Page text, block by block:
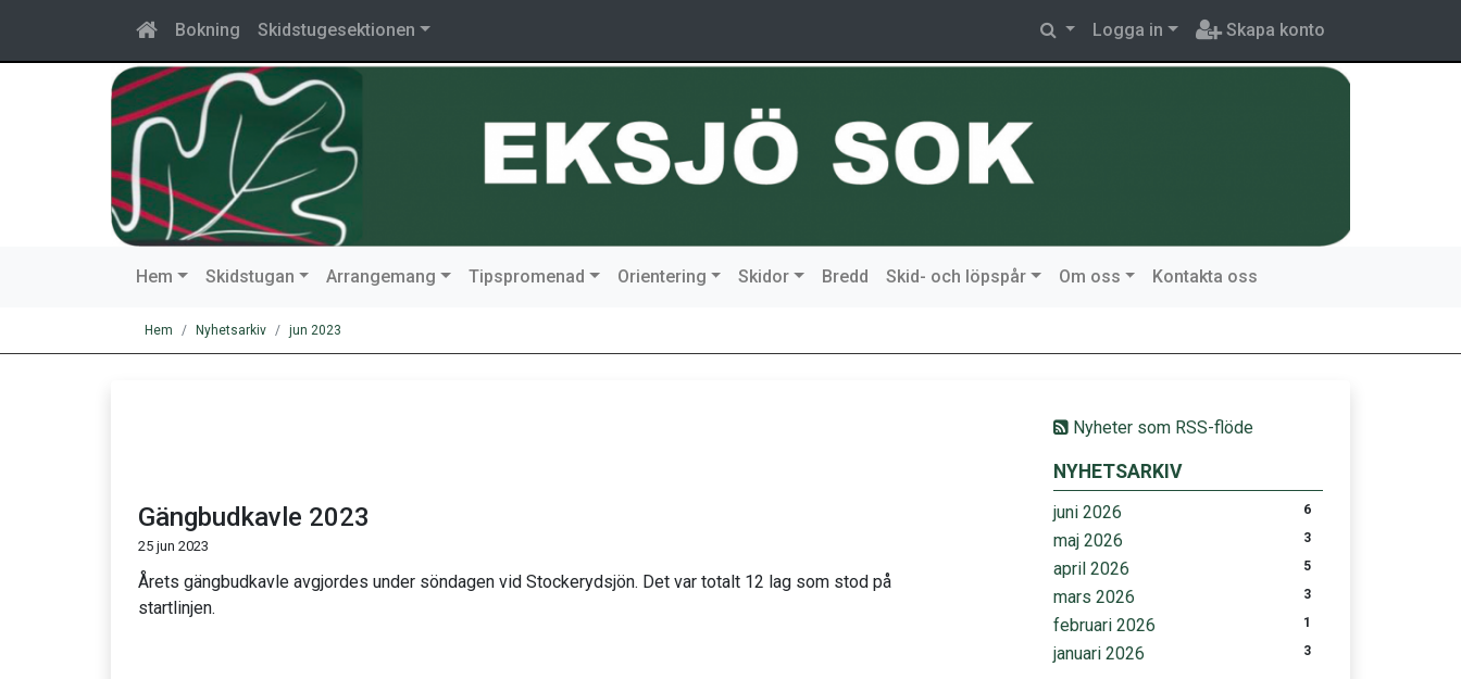
Bokning Skidstugesektionen Logga in Skapa konto
Hem Skidstugan Arrangemang Tipspromenad Orientering Skidor Bredd Skid- och löpspår Om oss Kontakta oss
Hem Nyhetsarkiv jun 2023
Nyheter som RSS-flöde
NYHETSARKIV
juni 2026 6
maj 2026 3
april 2026 5
mars 2026 3
februari 2026 1
januari 2026 3
Gängbudkavle 2023
25 jun 2023
Årets gängbudkavle avgjordes under söndagen vid Stockerydsjön. Det var totalt 12 lag som stod på
startlinjen.